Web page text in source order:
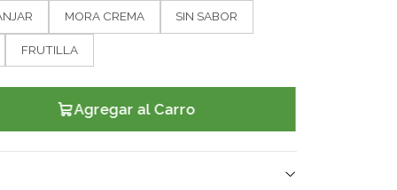
MORA CREMA SIN SABOR
FRUTILLA
Agregar al Carro